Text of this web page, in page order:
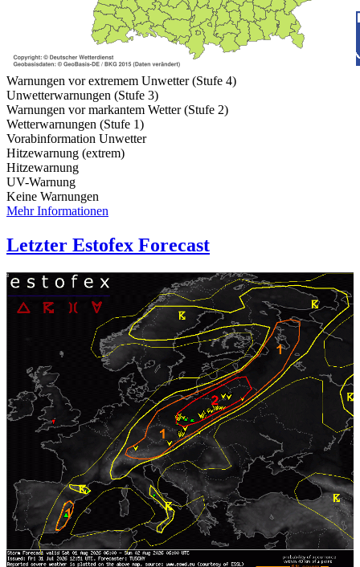
Warnungen vor extremem Unwetter (Stufe 4)
Unwetterwarnungen (Stufe 3)
Warnungen vor markantem Wetter (Stufe 2)
Wetterwarnungen (Stufe 1)
Vorabinformation Unwetter
Hitzewarnung (extrem)
Hitzewarnung
UV-Warnung
Keine Warnungen
Mehr Informationen
Letzter Estofex Forecast